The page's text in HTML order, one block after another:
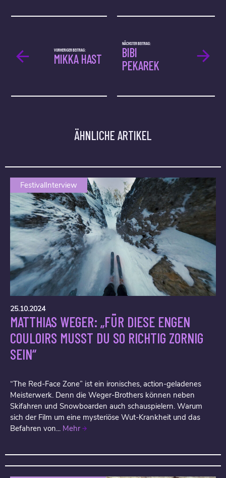
NÄCHSTER BEITRAG:
BIBI
PEKAREK
VORHERIGER BEITRAG:
MIKKA HAST
ÄHNLICHE ARTIKEL
FestivalInterview
25.10.2024
MATTHIAS WEGER: „FÜR DIESE ENGEN
COULOIRS MUSST DU SO RICHTIG ZORNIG
SEIN“
“The Red-Face Zone” ist ein ironisches, action-geladenes
Meisterwerk. Denn die Weger-Brothers können neben
Skifahren und Snowboarden auch schauspielern. Warum
sich der Film um eine mysteriöse Wut-Krankheit und das
Befahren von... Mehr